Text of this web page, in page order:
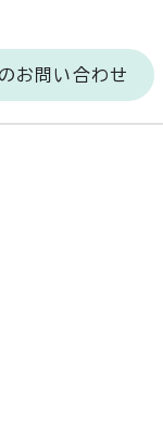
お問い合わせ